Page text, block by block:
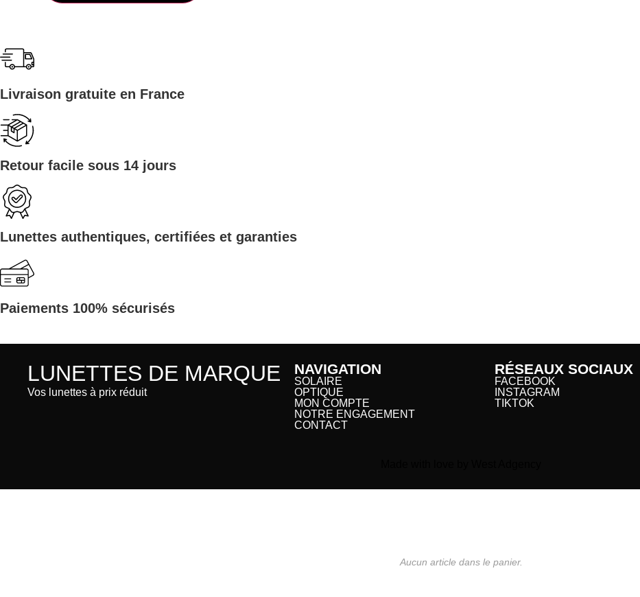
Livraison gratuite en France
Retour facile sous 14 jours
Lunettes authentiques, certifiées et garanties
Paiements 100% sécurisés
LUNETTES DE MARQUE
Vos lunettes à prix réduit
NAVIGATION
SOLAIRE
OPTIQUE
MON COMPTE
NOTRE ENGAGEMENT
CONTACT
RÉSEAUX SOCIAUX
FACEBOOK
INSTAGRAM
TIKTOK
Aucun article dans le panier.